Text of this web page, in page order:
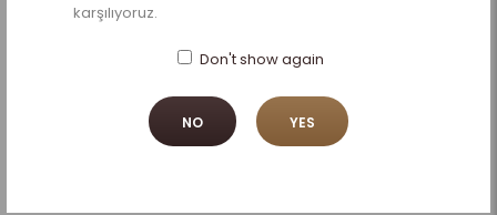
karşılıyoruz.
Don't show again
NO YES
ADD TO WISHLIST ADD TO COMPARE